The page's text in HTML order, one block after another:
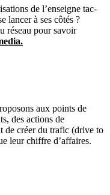
de l’enseigne tac-
lancer à ses côtés ?
réseau pour savoir
aux points de
des actions de
de créer du trafic (drive to
leur chiffre d’affaires.